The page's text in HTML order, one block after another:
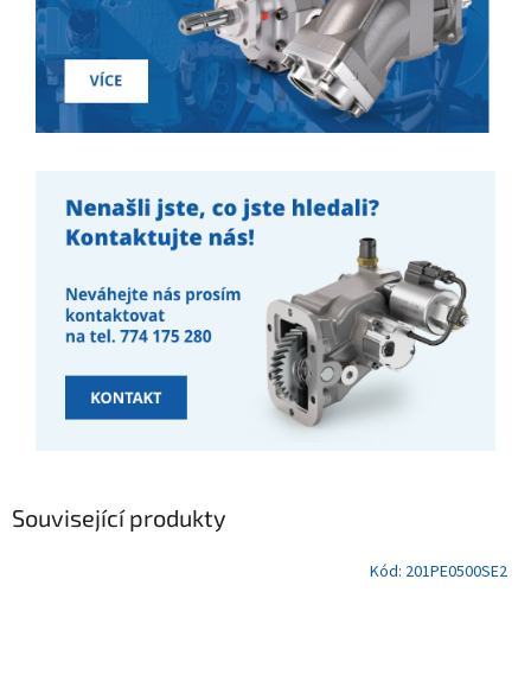
Související produkty
Kód: 201PE0500SE2